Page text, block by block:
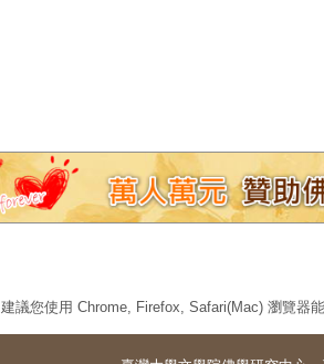
建議您使用 Chrome, Firefox, Safari(Mac) 瀏覽器